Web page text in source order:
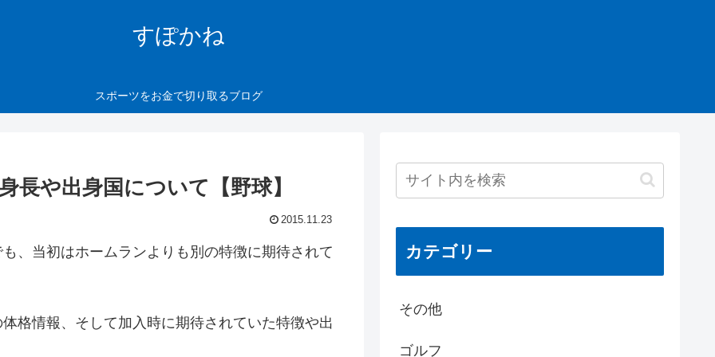
すぽかね
スポーツをお金で切り取るブログ
長や出身国について【野球】
2015.11.23
、当初はホームランよりも別の特徴に期待されて
格情報、そして加入時に期待されていた特徴や出
カテゴリー
その他
ゴルフ